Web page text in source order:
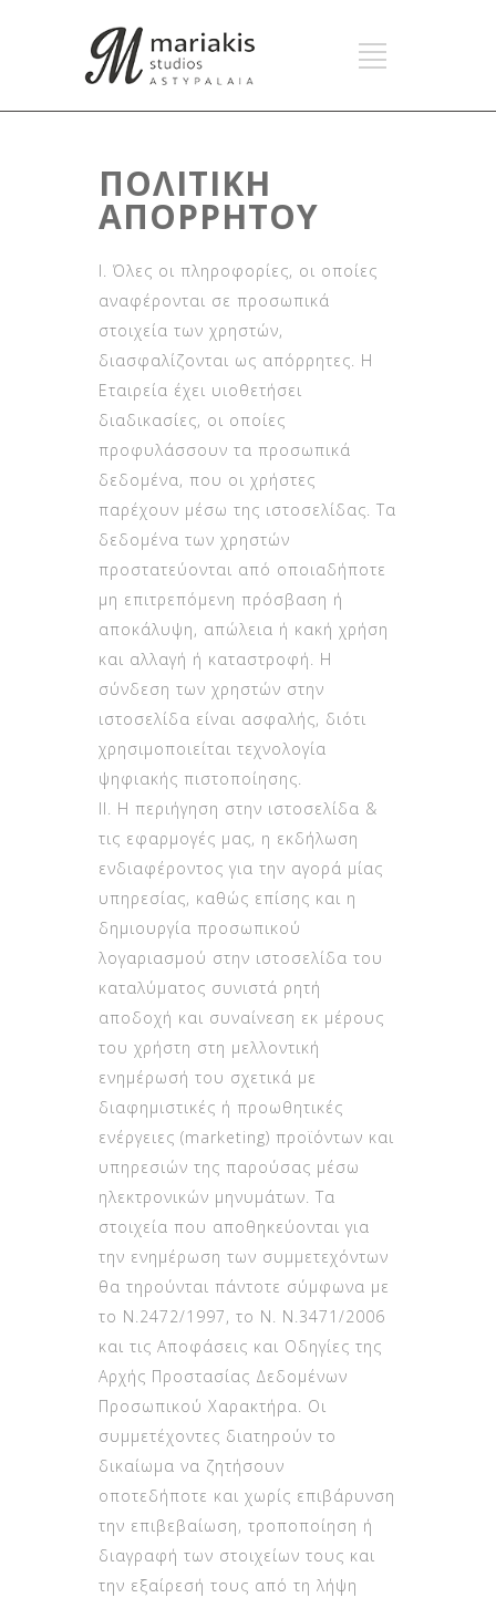
ΠΟΛΙΤΙΚΗ
ΑΠΟΡΡΗΤΟΥ
Ι. Όλες οι πληροφορίες, οι οποίες
αναφέρονται σε προσωπικά
στοιχεία των χρηστών,
διασφαλίζονται ως απόρρητες. Η
Εταιρεία έχει υιοθετήσει
διαδικασίες, οι οποίες
προφυλάσσουν τα προσωπικά
δεδομένα, που οι χρήστες
παρέχουν μέσω της ιστοσελίδας. Τα
δεδομένα των χρηστών
προστατεύονται από οποιαδήποτε
μη επιτρεπόμενη πρόσβαση ή
αποκάλυψη, απώλεια ή κακή χρήση
και αλλαγή ή καταστροφή. Η
σύνδεση των χρηστών στην
ιστοσελίδα είναι ασφαλής, διότι
χρησιμοποιείται τεχνολογία
ψηφιακής πιστοποίησης.
ΙΙ. Η περιήγηση στην ιστοσελίδα &
τις εφαρμογές μας, η εκδήλωση
ενδιαφέροντος για την αγορά μίας
υπηρεσίας, καθώς επίσης και η
δημιουργία προσωπικού
λογαριασμού στην ιστοσελίδα του
καταλύματος συνιστά ρητή
αποδοχή και συναίνεση εκ μέρους
του χρήστη στη μελλοντική
ενημέρωσή του σχετικά με
διαφημιστικές ή προωθητικές
ενέργειες (marketing) προϊόντων και
υπηρεσιών της παρούσας μέσω
ηλεκτρονικών μηνυμάτων. Τα
στοιχεία που αποθηκεύονται για
την ενημέρωση των συμμετεχόντων
θα τηρούνται πάντοτε σύμφωνα με
το Ν.2472/1997, το Ν. Ν.3471/2006
και τις Αποφάσεις και Οδηγίες της
Αρχής Προστασίας Δεδομένων
Προσωπικού Χαρακτήρα. Οι
συμμετέχοντες διατηρούν το
δικαίωμα να ζητήσουν
οποτεδήποτε και χωρίς επιβάρυνση
την επιβεβαίωση, τροποποίηση ή
διαγραφή των στοιχείων τους και
την εξαίρεσή τους από τη λήψη